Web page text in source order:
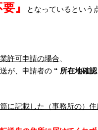
』 となっているという
許可申請の場合
が、申請者の “ 所在地確認
に記載した（事務所の）